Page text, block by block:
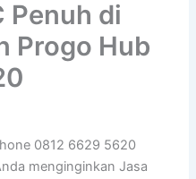
Penuh di
Progo Hub
0812 6629 5620
menginginkan Jasa